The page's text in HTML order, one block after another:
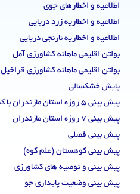
اطلاعیه و اخطارهای جوی
اطلاعیه و اخطاریه زرد دریایی
اطلاعیه و اخطاریه نارنجی دریایی
بولتن اقلیمی ماهانه کشاورزی آمل
بولتن اقلیمی ماهانه کشاورزی قراخیل
پایش خشکسالی
پیش بینی 5 روزه استان مازندران با کمینه و بیشینه دما
پیش بینی 7 روزه استان مازندران
پیش بینی فصلی
پیش بینی کوهستان (علم کوه)
پیش بینی و توصیه های کشاورزی
پیش بینی وضعیت پایداری جو